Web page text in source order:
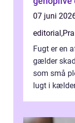
07 juni
editorial,
Fugt er en
gælder
som små
lugt i